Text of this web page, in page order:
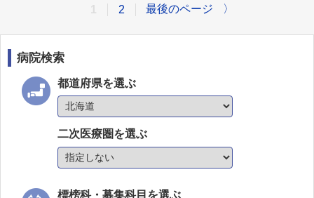
2 最後のページ 〉
病院検索
都道府県を選ぶ
二次医療圏を選ぶ
標榜科・募集科目を選ぶ